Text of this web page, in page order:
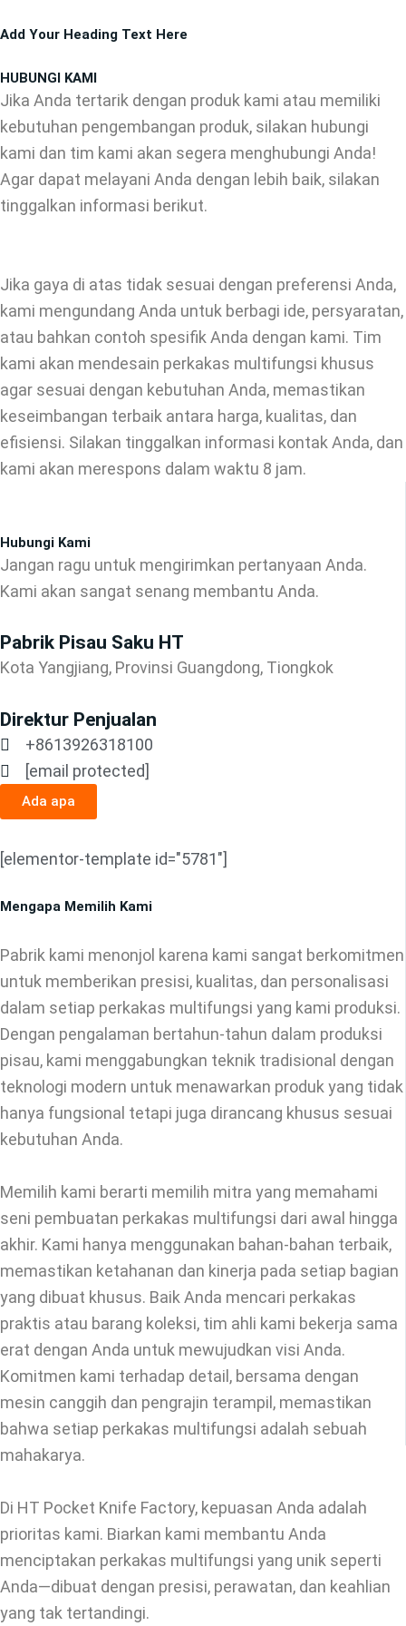
ke
Add Your Heading Text Here
HUBUNGI KAMI
Jika Anda tertarik dengan produk kami atau memiliki
kebutuhan pengembangan produk, silakan hubungi
kami dan tim kami akan segera menghubungi Anda!
Agar dapat melayani Anda dengan lebih baik, silakan
tinggalkan informasi berikut.
Jika gaya di atas tidak sesuai dengan preferensi Anda,
kami mengundang Anda untuk berbagi ide, persyaratan,
atau bahkan contoh spesifik Anda dengan kami. Tim
kami akan mendesain perkakas multifungsi khusus
agar sesuai dengan kebutuhan Anda, memastikan
keseimbangan terbaik antara harga, kualitas, dan
efisiensi. Silakan tinggalkan informasi kontak Anda, dan
kami akan merespons dalam waktu 8 jam.
Hubungi Kami
Jangan ragu untuk mengirimkan pertanyaan Anda.
Kami akan sangat senang membantu Anda.
Pabrik Pisau Saku HT
Kota Yangjiang, Provinsi Guangdong, Tiongkok
Direktur Penjualan
+8613926318100
[email protected]
Ada apa
[elementor-template id="5781"]
Mengapa Memilih Kami
Pabrik kami menonjol karena kami sangat berkomitmen
untuk memberikan presisi, kualitas, dan personalisasi
dalam setiap perkakas multifungsi yang kami produksi.
Dengan pengalaman bertahun-tahun dalam produksi
pisau, kami menggabungkan teknik tradisional dengan
teknologi modern untuk menawarkan produk yang tidak
hanya fungsional tetapi juga dirancang khusus sesuai
kebutuhan Anda.
Memilih kami berarti memilih mitra yang memahami
seni pembuatan perkakas multifungsi dari awal hingga
akhir. Kami hanya menggunakan bahan-bahan terbaik,
memastikan ketahanan dan kinerja pada setiap bagian
yang dibuat khusus. Baik Anda mencari perkakas
praktis atau barang koleksi, tim ahli kami bekerja sama
erat dengan Anda untuk mewujudkan visi Anda.
Komitmen kami terhadap detail, bersama dengan
mesin canggih dan pengrajin terampil, memastikan
bahwa setiap perkakas multifungsi adalah sebuah
mahakarya.
Di HT Pocket Knife Factory, kepuasan Anda adalah
prioritas kami. Biarkan kami membantu Anda
menciptakan perkakas multifungsi yang unik seperti
Anda—dibuat dengan presisi, perawatan, dan keahlian
yang tak tertandingi.